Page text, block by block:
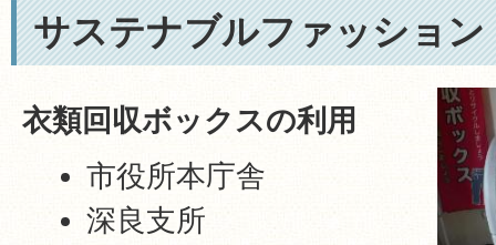
サステナブルファッション
衣類回収ボックスの利用
市役所本庁舎
深良支所